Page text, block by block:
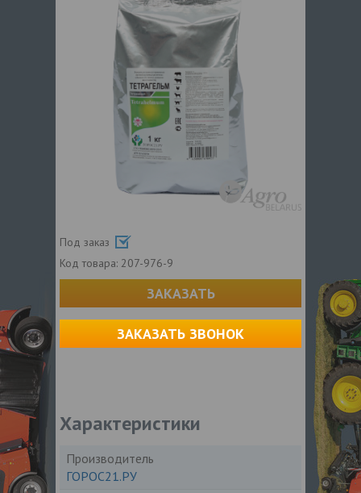
Под заказ
Код товара: 207-976-9
ЗАКАЗАТЬ
ЗАКАЗАТЬ ЗВОНОК
Характеристики
Производитель
ГОРОС21.РУ